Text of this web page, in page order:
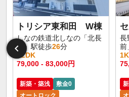
トリシア東和田 W棟
しなの鉄道北しなの「北長
野」駅徒歩26分
1LDK
79,000 - 83,000円
新築・築浅
敷金0
長
前